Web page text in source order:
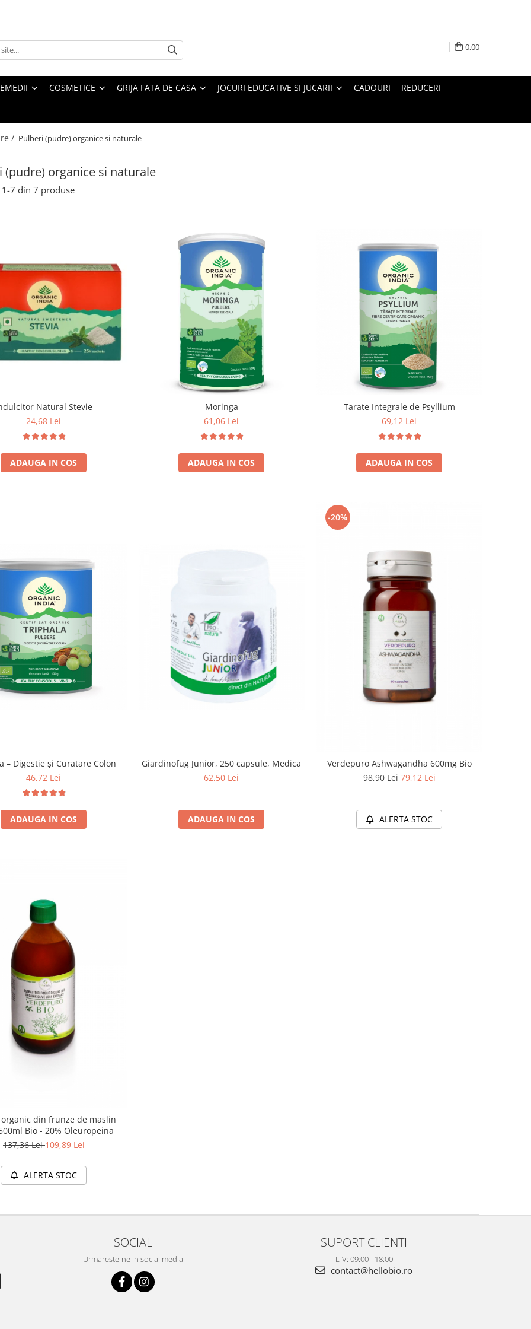
0,00
COSMETICE GRIJA FATA DE CASA JOCURI EDUCATIVE SI JUCARII CADOURI REDUCERI
/ Pulberi (pudre) organice si naturale
(pudre) organice si naturale
1-7 din 7 produse
Natural Stevie
24,68 Lei
ADAUGA IN COS
Moringa
61,06 Lei
ADAUGA IN COS
Tarate Integrale de Psyllium
69,12 Lei
ADAUGA IN COS
– Digestie și Curatare Colon
46,72 Lei
ADAUGA IN COS
Giardinofug Junior, 250 capsule, Medica
62,50 Lei
ADAUGA IN COS
-20%
Verdepuro Ashwagandha 600mg Bio
98,90 Lei79,12 Lei
ALERTA STOC
din frunze de maslin
Bio - 20% Oleuropeina
137,36 Lei109,89 Lei
ALERTA STOC
SOCIAL
Urmareste-ne in social media
SUPORT CLIENTI
L-V: 09:00 - 18:00
contact@hellobio.ro